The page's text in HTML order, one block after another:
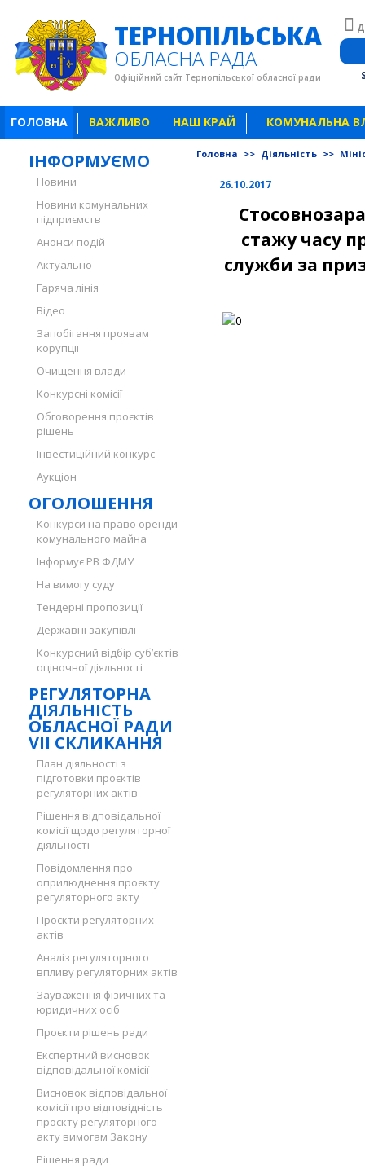
ТЕРНОПІЛЬСЬКА
ОБЛАСНА РАДА
Офіційний сайт Тернопільської обласної ради
ГОЛОВНА ВАЖЛИВО НАШ КРАЙ КОМУНАЛЬНА
ІНФОРМУЄМО
Новини
Новини комунальних
підприємств
Анонси подій
Актуально
Гаряча лінія
Відео
Запобігання проявам
корупції
Очищення влади
Конкурсні комісії
Обговорення проєктів
рішень
Інвестиційний конкурс
Аукціон
ОГОЛОШЕННЯ
Конкурси на право оренди
комунального майна
Інформує РВ ФДМУ
На вимогу суду
Тендерні пропозиції
Державні закупівлі
Конкурсний відбір суб’єктів
оціночної діяльності
РЕГУЛЯТОРНА
ДІЯЛЬНІСТЬ
ОБЛАСНОЇ РАДИ
VII СКЛИКАННЯ
План діяльності з
підготовки проєктів
регуляторних актів
Рішення відповідальної
комісії щодо регуляторної
діяльності
Повідомлення про
оприлюднення проєкту
регуляторного акту
Проєкти регуляторних
актів
Аналіз регуляторного
впливу регуляторних актів
Зауваження фізичних та
юридичних осіб
Проєкти рішень ради
Експертний висновок
відповідальної комісії
Висновок відповідальної
комісії про відповідність
проєкту регуляторного
акту вимогам Закону
Рішення ради
Головна >> Діяльність >>
26.10.2017
стажу часу
служби за